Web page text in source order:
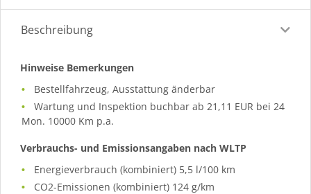
Beschreibung
Hinweise Bemerkungen
Bestellfahrzeug, Ausstattung änderbar
Wartung und Inspektion buchbar ab 21,11 EUR bei 24
Mon. 10000 Km p.a.
Verbrauchs- und Emissionsangaben nach WLTP
Energieverbrauch (kombiniert) 5,5 l/100 km
CO2-Emissionen (kombiniert) 124 g/km